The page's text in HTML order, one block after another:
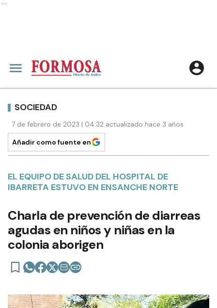
Ads
SOCIEDAD
7 de febrero de 2023 | 04:32 actualizado hace 3 años
Añadir como fuente en
EL EQUIPO DE SALUD DEL HOSPITAL DE
IBARRETA ESTUVO EN ENSANCHE NORTE
Charla de prevención de diarreas
agudas en niños y niñas en la
colonia aborigen